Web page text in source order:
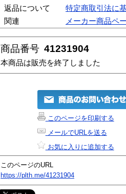
返品について
特定商取引法に
関連
メーカー商品ペ
商品番号 41231904
本商品は販売を終了しました
このページを印刷する
メールでURLを送る
お気に入りに追加する
このページのURL
https://plth.me/41231904